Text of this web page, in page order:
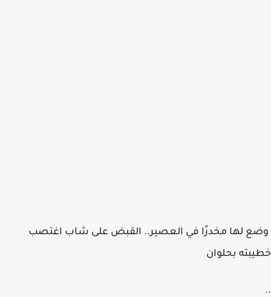
وضع لها مخدرًا في العصير.. القبض على شاب اغتصب
خطيبته بحلوان
..